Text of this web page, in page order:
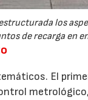
los
de recarga en
El